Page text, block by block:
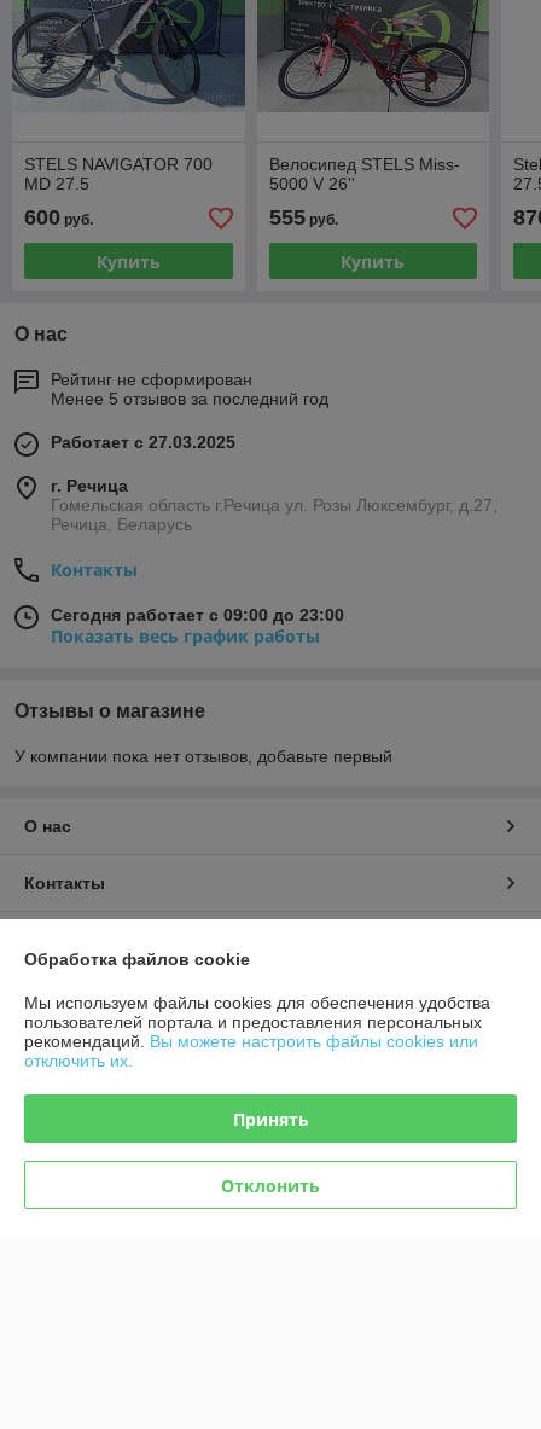
STELS NAVIGATOR 700
MD 27.5
600 руб.
Купить
Велосипед STELS Miss-
5000 V 26''
555руб.
Купить
О нас
Рейтинг не сформирован
Менее 5 отзывов за последний год
Работает с 27.03.2025
г. Речица
Гомельская область г.Речица ул. Розы Люксембург, д.27,
Речица, Беларусь
Контакты
Сегодня работает с 09:00 до 23:00
Показать весь график работы
Отзывы о магазине
У компании пока нет отзывов, добавьте первый
О нас
Контакты
График работы
Полная версия сайта
Политика обработки cookies
Сайт создан на платформе Deal.by
Обработка файлов cookie
Мы используем файлы cookies для обеспечения удобства
пользователей портала и предоставления персональных
рекомендаций. Вы можете настроить файлы cookies или
отключить их.
Принять
Отклонить